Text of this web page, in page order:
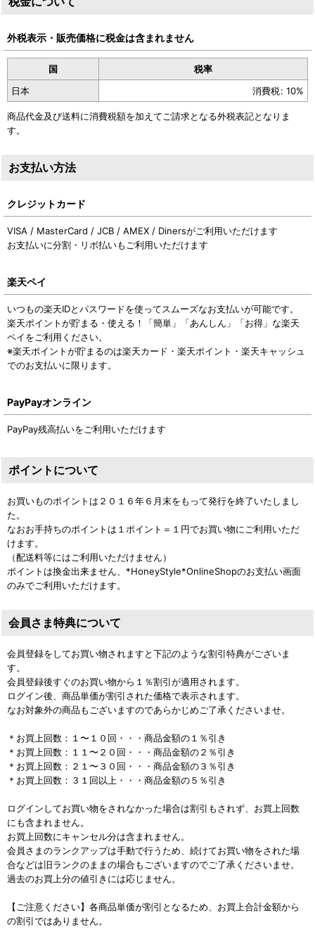
外税表示・販売価格に税金は含まれません
国
税率
日本
消費税: 10%
商品代金及び送料に消費税額を加えてご請求となる外税表記となりま
す。
お支払い方法
クレジットカード
VISA / MasterCard / JCB / AMEX / Dinersがご利用いただけます
お支払いに分割・リボ払いもご利用いただけます
楽天ペイ
いつもの楽天IDとパスワードを使ってスムーズなお支払いが可能です。
楽天ポイントが貯まる・使える！「簡単」「あんしん」「お得」な楽天
ペイをご利用ください。
※楽天ポイントが貯まるのは楽天カード・楽天ポイント・楽天キャッシュ
でのお支払いに限ります。
PayPayオンライン
PayPay残高払いをご利用いただけます
ポイントについて
お買いものポイントは２０１６年６月末をもって発行を終了いたしまし
た。
なおお手持ちのポイントは１ポイント＝１円でお買い物にご利用いただ
けます。
（配送料等にはご利用いただけません）
ポイントは換金出来ません、*HoneyStyle*OnlineShopのお支払い画面
のみでご利用いただけます。
会員さま特典について
会員登録をしてお買い物されますと下記のような割引特典がございま
す。
会員登録後すぐのお買い物から１％割引が適用されます。
ログイン後、商品単価が割引された価格で表示されます。
なお対象外の商品もございますのであらかじめご了承くださいませ。
＊お買上回数：１〜１０回・・・商品金額の１％引き
＊お買上回数：１１〜２０回・・・商品金額の２％引き
＊お買上回数：２１〜３０回・・・商品金額の３％引き
＊お買上回数：３１回以上・・・商品金額の５％引き
ログインしてお買い物をされなかった場合は割引もされず、お買上回数
にも含まれません。
お買上回数にキャンセル分は含まれません。
会員さまのランクアップは手動で行うため、続けてお買い物をされた場
合などは旧ランクのままの場合もございますのでご了承くださいませ。
過去のお買上分の値引きには応じません。
【ご注意ください】各商品単価が割引となるため、お買上合計金額から
の割引ではありません。